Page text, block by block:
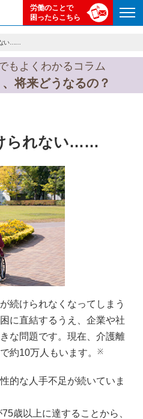
労働のことで
困ったらこちら
い……
もよくわかるコラム
将来どうなるの？
られない……
続けられなくなってしまう
に直結するうえ、企業や社
な問題です。現在、介護離
約10万人もいます。
※
的な人手不足が続いていま
歳以上に達することから、